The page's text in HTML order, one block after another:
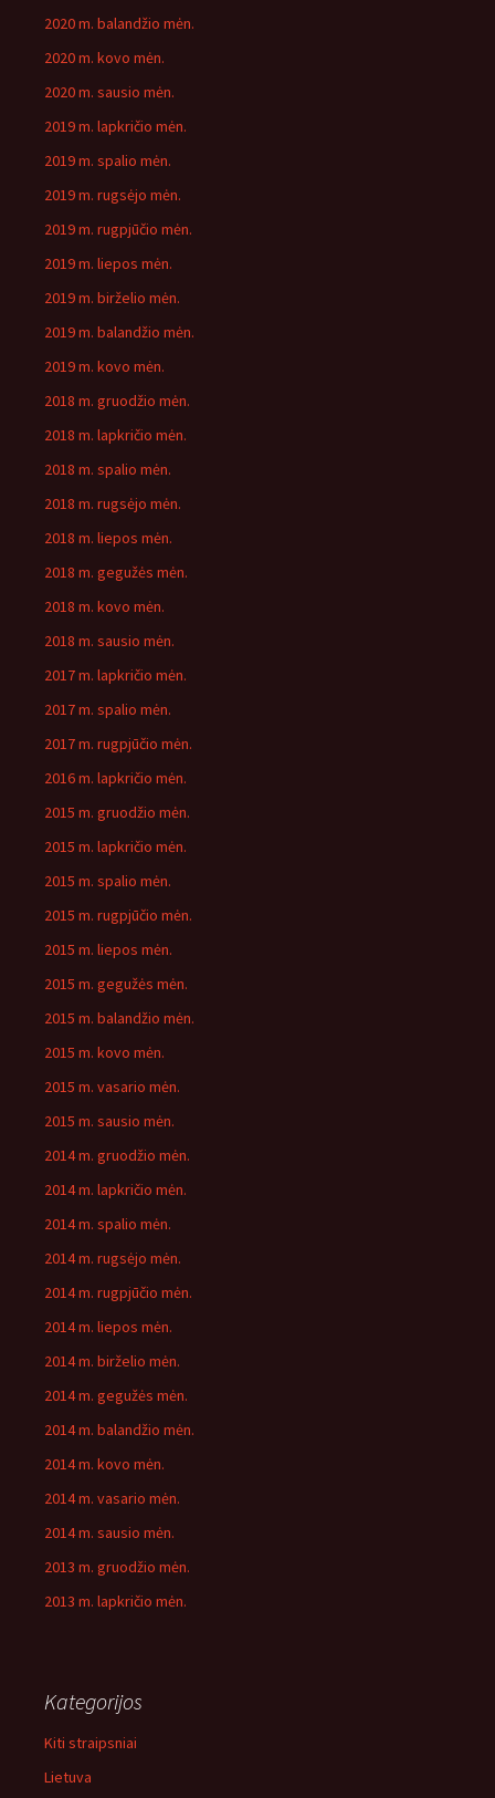
2020 m. balandžio mėn.
2020 m. kovo mėn.
2020 m. sausio mėn.
2019 m. lapkričio mėn.
2019 m. spalio mėn.
2019 m. rugsėjo mėn.
2019 m. rugpjūčio mėn.
2019 m. liepos mėn.
2019 m. birželio mėn.
2019 m. balandžio mėn.
2019 m. kovo mėn.
2018 m. gruodžio mėn.
2018 m. lapkričio mėn.
2018 m. spalio mėn.
2018 m. rugsėjo mėn.
2018 m. liepos mėn.
2018 m. gegužės mėn.
2018 m. kovo mėn.
2018 m. sausio mėn.
2017 m. lapkričio mėn.
2017 m. spalio mėn.
2017 m. rugpjūčio mėn.
2016 m. lapkričio mėn.
2015 m. gruodžio mėn.
2015 m. lapkričio mėn.
2015 m. spalio mėn.
2015 m. rugpjūčio mėn.
2015 m. liepos mėn.
2015 m. gegužės mėn.
2015 m. balandžio mėn.
2015 m. kovo mėn.
2015 m. vasario mėn.
2015 m. sausio mėn.
2014 m. gruodžio mėn.
2014 m. lapkričio mėn.
2014 m. spalio mėn.
2014 m. rugsėjo mėn.
2014 m. rugpjūčio mėn.
2014 m. liepos mėn.
2014 m. birželio mėn.
2014 m. gegužės mėn.
2014 m. balandžio mėn.
2014 m. kovo mėn.
2014 m. vasario mėn.
2014 m. sausio mėn.
2013 m. gruodžio mėn.
2013 m. lapkričio mėn.
Kategorijos
Kiti straipsniai
Lietuva